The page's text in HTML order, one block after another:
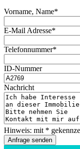
Vorname, Name*
E-Mail Adresse*
Telefonnummer*
ID-Nummer
Nachricht
Hinweis: mit *